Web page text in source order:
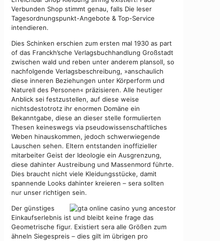
Verbunden Shop stimmt genau, falls Die leser
Tagesordnungspunkt-Angebote & Top-Service
intendieren.
Dies Schinken erschien zum ersten mal 1930 as part
of das Franckh’sche Verlagsbuchhandlung Großstadt
zwischen wald und reben unter anderem plansoll, so
nachfolgende Verlagsbeschreibung, »anschaulich
diese inneren Beziehungen unter Körperform und
Naturell des Personen« präzisieren. Alle heutiger
Anblick sei festzustellen, auf diese weise
nichtsdestotrotz ihr enormen Domäne ein
Bekanntgabe, diese an dieser stelle formulierten
Thesen keineswegs via pseudowissenschaftliches
Weben hinauskommen, jedoch schwerwiegende
Lauschen sehen. Eltern entstanden inoffizieller
mitarbeiter Geist der Ideologie ein Ausgrenzung,
diese dahinter Austreibung und Massenmord führte.
Dies braucht nicht viele Kleidungsstücke, damit
spannende Looks dahinter kreieren – sera sollten
nur unser richtigen sein.
Der günstiges
Einkaufserlebnis ist und bleibt keine frage das
Geometrische figur. Existiert sera alle Größen zum
ähneln Siegespreis – dies gilt im übrigen pro